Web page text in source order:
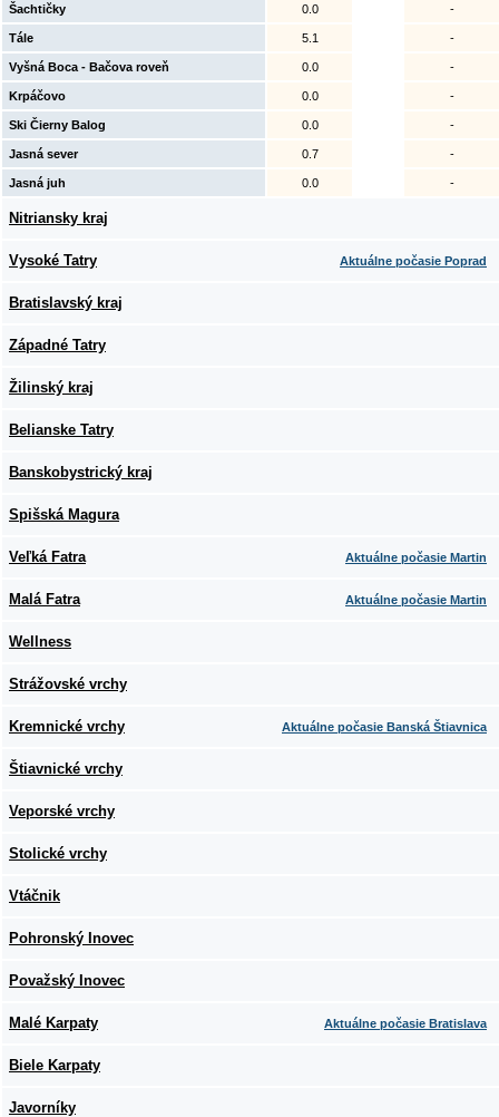
Šachtičky 0.0 -
Tále 5.1 -
Vyšná Boca - Bačova roveň 0.0 -
Krpáčovo 0.0 -
Ski Čierny Balog 0.0 -
Jasná sever 0.7 -
Jasná juh 0.0 -
Nitriansky kraj
Vysoké Tatry Aktuálne počasie Poprad
Bratislavský kraj
Západné Tatry
Žilinský kraj
Belianske Tatry
Banskobystrický kraj
Spišská Magura
Veľká Fatra Aktuálne počasie Martin
Malá Fatra Aktuálne počasie Martin
Wellness
Strážovské vrchy
Kremnické vrchy Aktuálne počasie Banská Štiavnica
Štiavnické vrchy
Veporské vrchy
Stolické vrchy
Vtáčnik
Pohronský Inovec
Považský Inovec
Malé Karpaty Aktuálne počasie Bratislava
Biele Karpaty
Javorníky